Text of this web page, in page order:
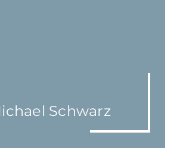
Schwarz